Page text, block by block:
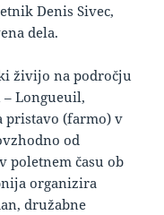
Denis Sivec,
dela.
živijo na področju
Longueuil,
pristavo (farmo) v
od
poletnem času ob
organizira
družabne